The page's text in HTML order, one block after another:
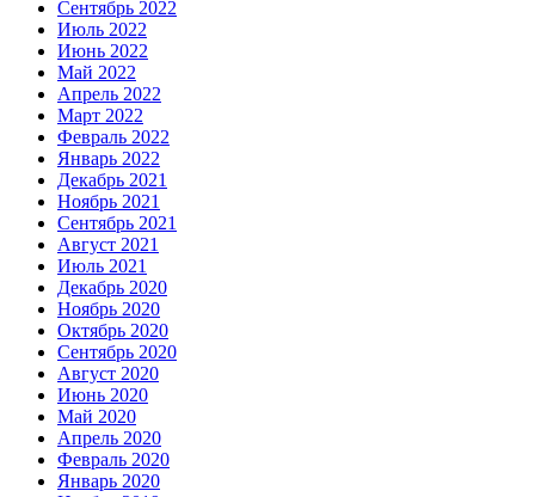
Сентябрь 2022
Июль 2022
Июнь 2022
Май 2022
Апрель 2022
Март 2022
Февраль 2022
Январь 2022
Декабрь 2021
Ноябрь 2021
Сентябрь 2021
Август 2021
Июль 2021
Декабрь 2020
Ноябрь 2020
Октябрь 2020
Сентябрь 2020
Август 2020
Июнь 2020
Май 2020
Апрель 2020
Февраль 2020
Январь 2020